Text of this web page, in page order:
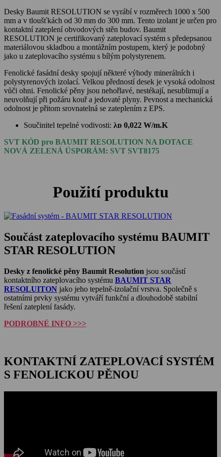
Desky Baumit RESOLUTION se vyrábí v rozměrech 1000 x 500
mm a v tloušťkách od 30 mm do 300 mm. Tento izolant je určen pro
kontaktní zateplení obvodových stěn budov. Baumit
RESOLUTION je certifikovaný zateplovací systém s předepsanou
materiálovou skladbou a montážním postupem, který je podobný
jako u zateplovacího systému s bílým polystyrenem.
Fenolické fasádní desky spojují některé výhody minerálních i
polystyrenových izolací. Velkou předností desek je vysoká odolnost
vůči ohni. Fenolické pěny jsou nehořlavé, nestékají, nesublimují a
neuvolňují při požáru kouř a jedovaté plyny. Pevnost a mechanická
odolnost je přitom srovnatelná se zateplením z EPS.
Součinitel tepelné vodivosti: λᴅ 0,022 W/m.K
SVT KÓD pro BAUMIT RESOLUTION NA DOTACE
NOVÁ ZELENÁ ÚSPORÁM: SVT SVT8175
Použití produktu
Součást zateplovacího systému BAUMIT
STAR RESOLUTION
Desky z fenolické pěny Baumit Resolution jsou součástí
kontaktního zateplovacího systému BAUMIT STAR
RESOLUITON jako jeho tepelně-izolační vrstva. Společně s
ostatními prvky systému vytváří funkční a dlouhodobě stabilní
řešení zateplení fasády.
PODROBNÉ INFO >>>
KONTAKTNÍ ZATEPLOVACÍ SYSTÉM
S FENOLICKOU PĚNOU